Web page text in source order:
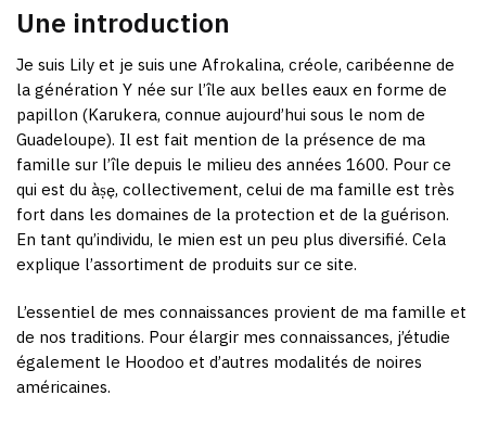
Une introduction
Je suis Lily et je suis une Afrokalina, créole, caribéenne de
la génération Y née sur l’île aux belles eaux en forme de
papillon (Karukera, connue aujourd’hui sous le nom de
Guadeloupe). Il est fait mention de la présence de ma
famille sur l’île depuis le milieu des années 1600. Pour ce
qui est du àṣẹ, collectivement, celui de ma famille est très
fort dans les domaines de la protection et de la guérison.
En tant qu’individu, le mien est un peu plus diversifié. Cela
explique l’assortiment de produits sur ce site.
L’essentiel de mes connaissances provient de ma famille et
de nos traditions. Pour élargir mes connaissances, j’étudie
également le Hoodoo et d’autres modalités de noires
américaines.